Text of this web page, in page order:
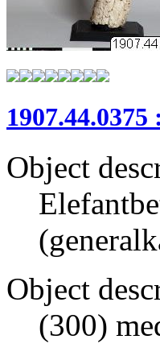
Object
Object
(300)